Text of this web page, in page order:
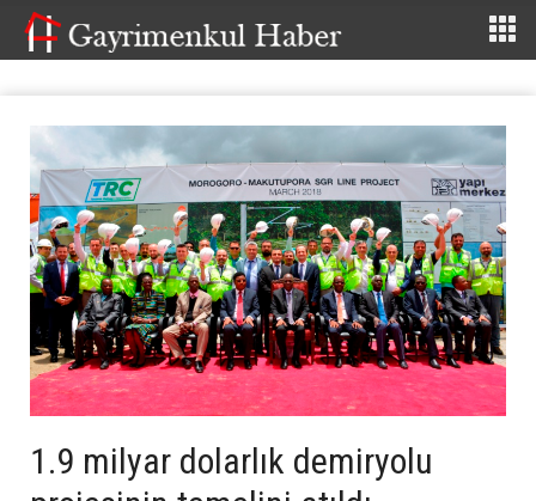
1.9 milyar dolarlık demiryolu